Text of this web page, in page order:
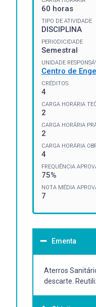
60 horas
TIPO DE ATIVIDADE
DISCIPLINA
PERIODICIDADE
Semestral
UNIDADE
Centro de
CRÉDITOS
4
CARGA HORÁRIA
2
CARGA HORÁRIA
2
CARGA HORÁRIA
4
FREQUÊNCIA
75%
NOTA MÉDIA
7
Ementa
Aterros
descarte.